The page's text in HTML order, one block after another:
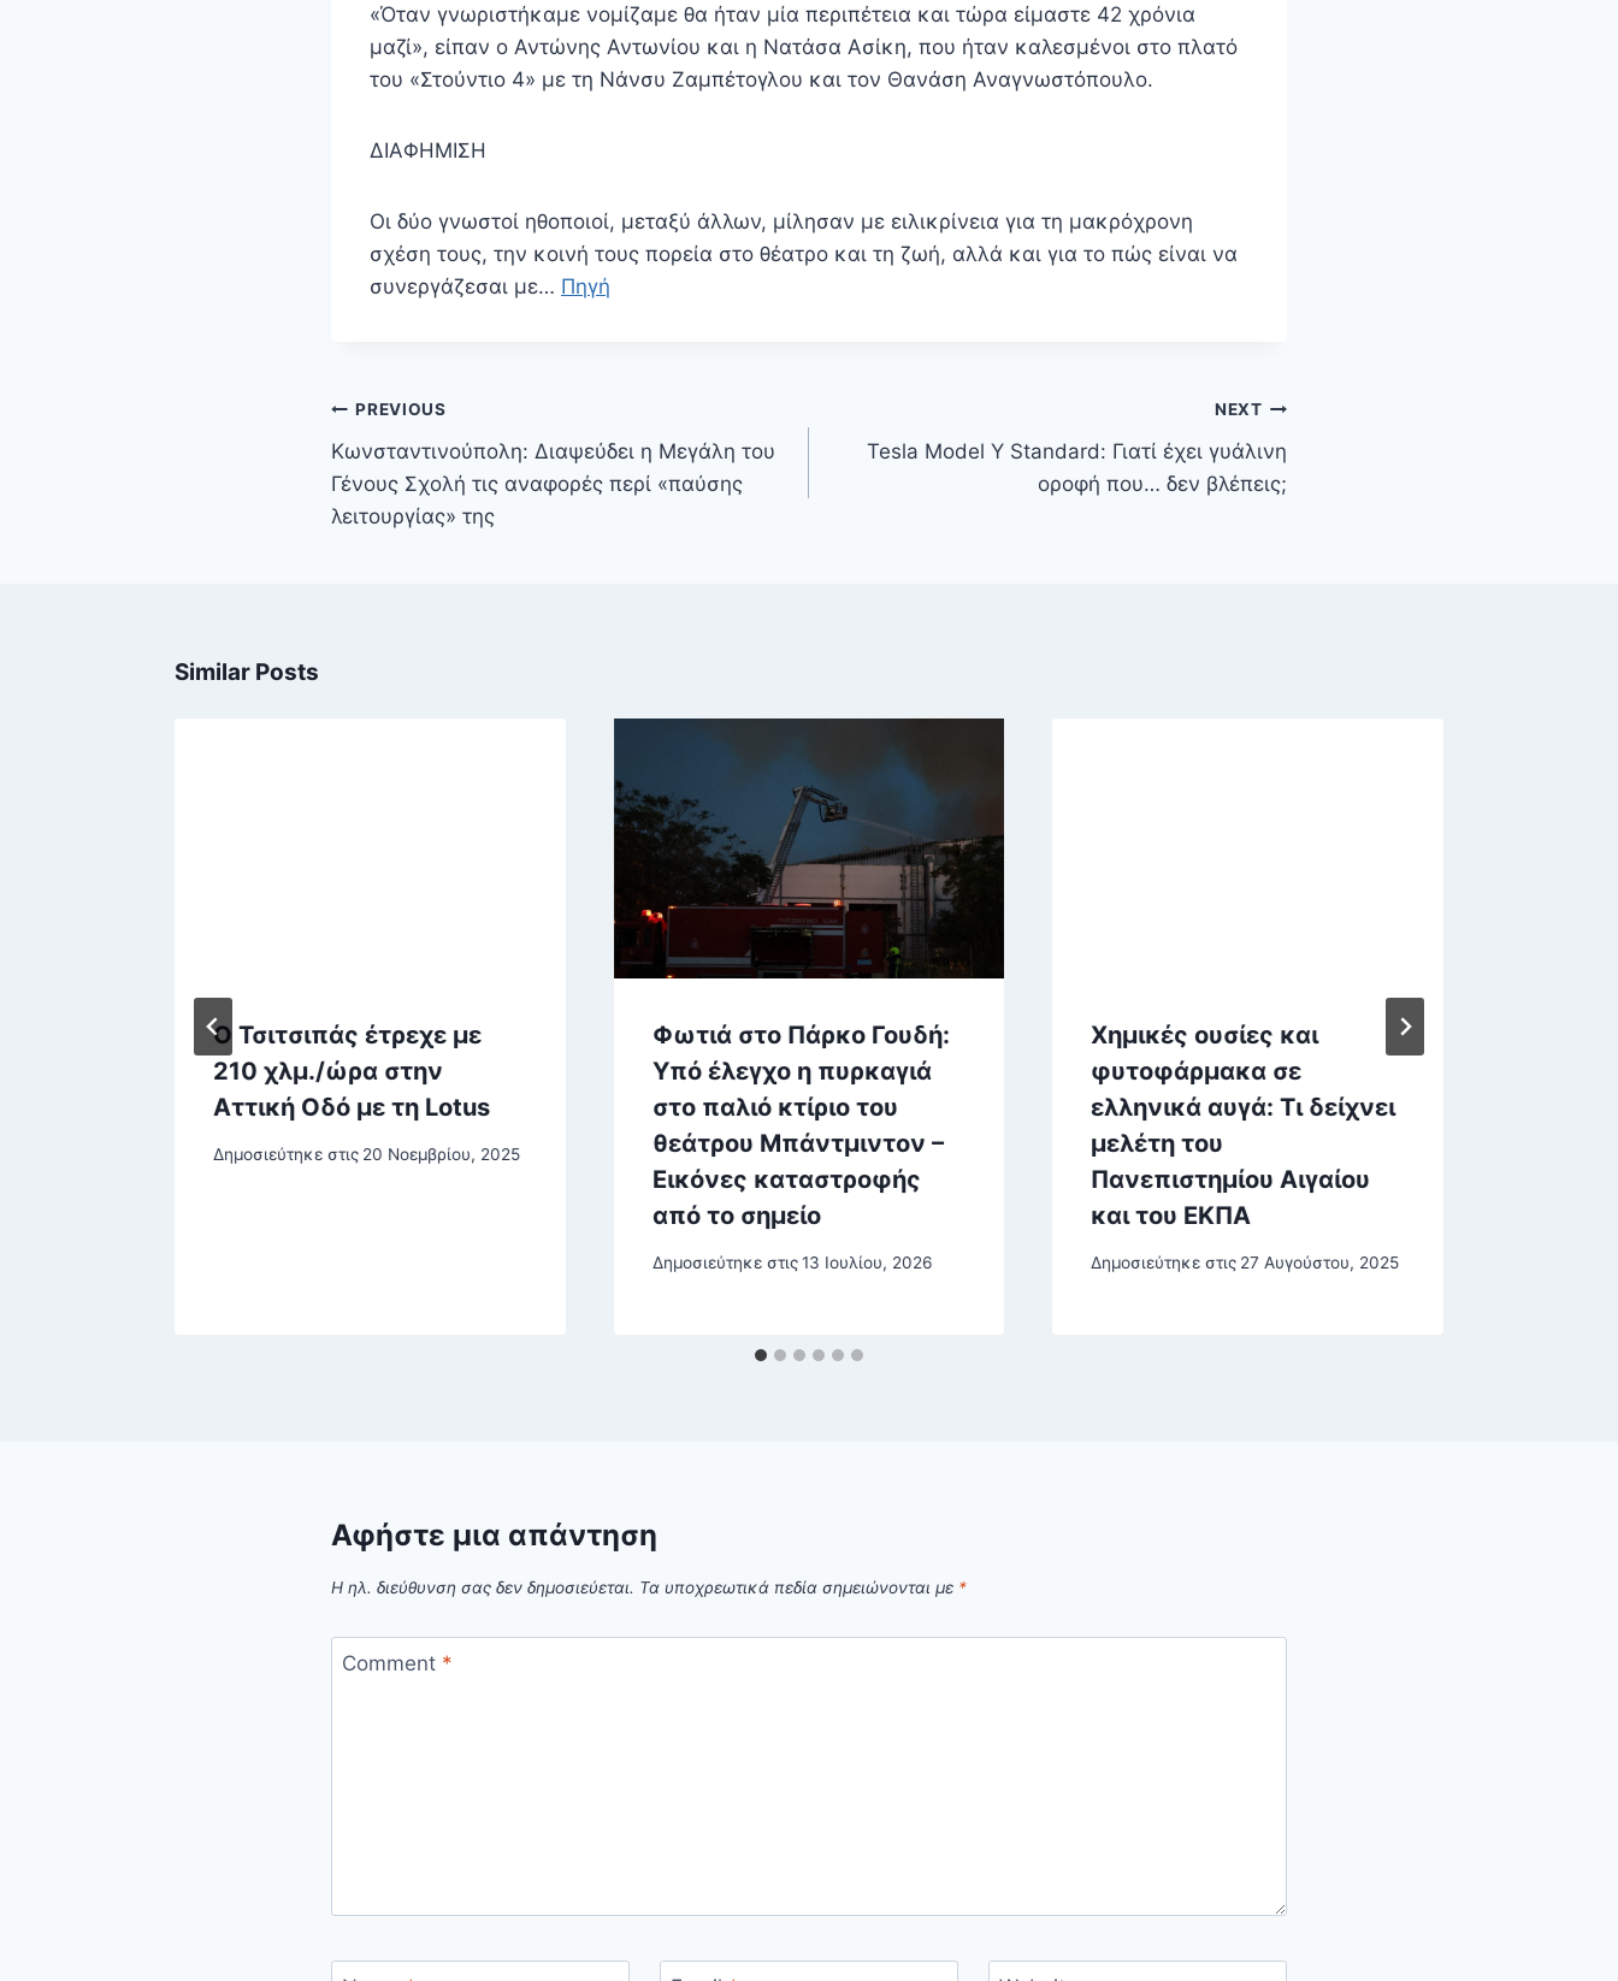
«Όταν γνωριστήκαμε νομίζαμε θα ήταν μία περιπέτεια και τώρα είμαστε 42 χρόνια
μαζί», είπαν ο Αντώνης Αντωνίου και η Νατάσα Ασίκη, που ήταν καλεσμένοι στο πλατό
του «Στούντιο 4» με τη Νάνσυ Ζαμπέτογλου και τον Θανάση Αναγνωστόπουλο.
ΔΙΑΦΗΜΙΣΗ
Οι δύο γνωστοί ηθοποιοί, μεταξύ άλλων, μίλησαν με ειλικρίνεια για τη μακρόχρονη
σχέση τους, την κοινή τους πορεία στο θέατρο και τη ζωή, αλλά και για το πώς είναι να
συνεργάζεσαι με… Πηγή
Πλοήγηση
άρθρων
PREVIOUS
Κωνσταντινούπολη: Διαψεύδει η Μεγάλη του
Γένους Σχολή τις αναφορές περί «παύσης
λειτουργίας» της
NEXT
Tesla Model Y Standard: Γιατί έχει γυάλινη
οροφή που… δεν βλέπεις;
Similar Posts
Ο Τσιτσιπάς έτρεχε με
210 χλμ./ώρα στην
Αττική Οδό με τη Lotus
Δημοσιεύτηκε στις 20 Νοεμβρίου, 2025
Φωτιά στο Πάρκο Γουδή:
Υπό έλεγχο η πυρκαγιά
στο παλιό κτίριο του
θεάτρου Μπάντμιντον –
Εικόνες καταστροφής
από το σημείο
Δημοσιεύτηκε στις 13 Ιουλίου, 2026
Χημικές ουσίες και
φυτοφάρμακα σε
ελληνικά αυγά: Τι δείχνει
μελέτη του
Πανεπιστημίου Αιγαίου
και του ΕΚΠΑ
Δημοσιεύτηκε στις 27 Αυγούστου, 2025
Αφήστε μια απάντηση
Η ηλ. διεύθυνση σας δεν δημοσιεύεται. Τα υποχρεωτικά πεδία σημειώνονται με *
Comment *